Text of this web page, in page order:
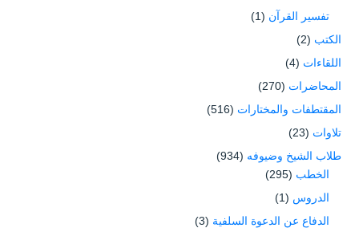
تفسير القرآن (1)
الكتب (2)
اللقاءات (4)
المحاضرات (270)
المقتطفات والمختارات (516)
تلاوات (23)
طلاب الشيخ وضيوفه (934)
الخطب (295)
الدروس (1)
الدفاع عن الدعوة السلفية (3)